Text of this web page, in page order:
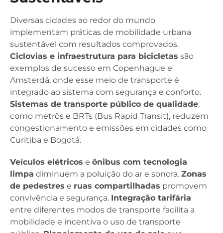
Diversas cidades ao redor do mundo
implementam práticas de mobilidade urbana
sustentável com resultados comprovados.
Ciclovias e infraestrutura para bicicletas são
exemplos de sucesso em Copenhague e
Amsterdã, onde esse meio de transporte é
integrado ao sistema com segurança e conforto.
Sistemas de transporte público de qualidade,
como metrôs e BRTs (Bus Rapid Transit), reduzem
congestionamento e emissões em cidades como
Curitiba e Bogotá.
Veículos elétricos e ônibus com tecnologia
limpa diminuem a poluição do ar e sonora. Zonas
de pedestres e ruas compartilhadas promovem
convivência e segurança. Integração tarifária
entre diferentes modos de transporte facilita a
mobilidade e incentiva o uso de transporte